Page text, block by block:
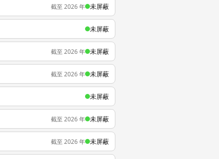
截至 2026 年 未屏蔽
未屏蔽
截至 2026 年 未屏蔽
截至 2026 年 未屏蔽
未屏蔽
截至 2026 年 未屏蔽
截至 2026 年 未屏蔽